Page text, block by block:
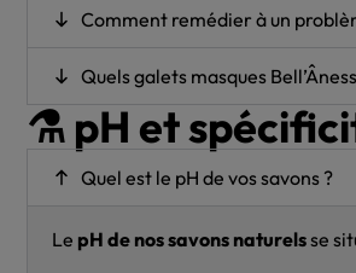
Comment remédier à un
Quels galets masques
⚗️ pH et
Quel est le pH de vos savons ?
Le pH de nos savons naturelsse